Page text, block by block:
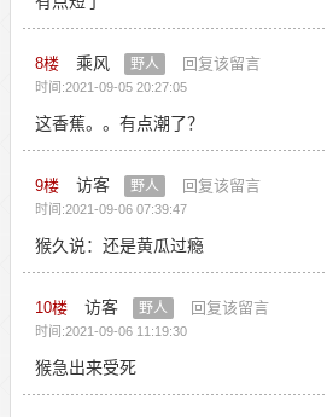
8楼 乘风 野人 回复该留言
时间:2021-09-05 20:27:05
这香蕉。。有点潮了？
9楼 访客 野人 回复该留言
时间:2021-09-06 07:39:47
猴久说：还是黄瓜过瘾
10楼 访客 野人 回复该留言
时间:2021-09-06 11:19:30
猴急出来受死